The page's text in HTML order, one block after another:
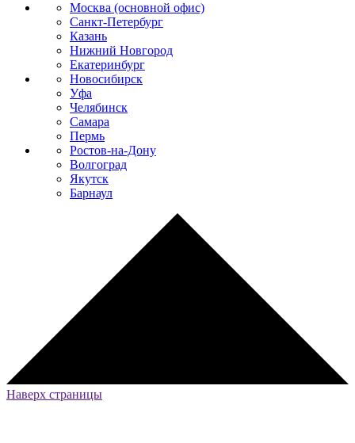
Москва (основной офис)
Санкт-Петербург
Казань
Нижний Новгород
Екатеринбург
Новосибирск
Уфа
Челябинск
Самара
Пермь
Ростов-на-Дону
Волгоград
Якутск
Барнаул
Наверх страницы